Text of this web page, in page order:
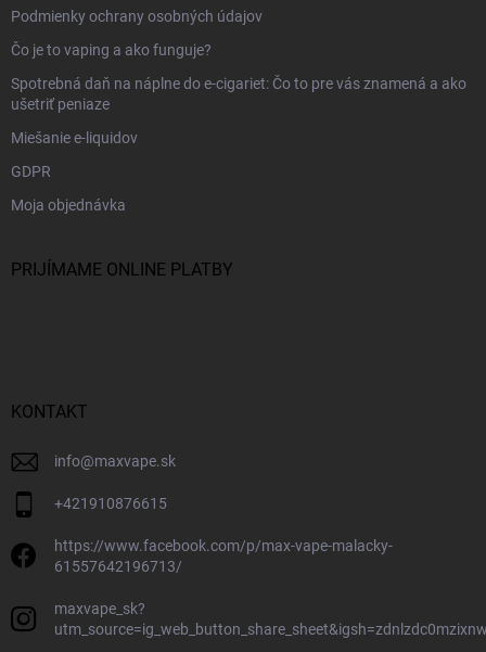
Podmienky ochrany osobných údajov
Čo je to vaping a ako funguje?
Spotrebná daň na náplne do e-cigariet: Čo to pre vás znamená a ako
ušetriť peniaze
Miešanie e-liquidov
GDPR
Moja objednávka
PRIJÍMAME ONLINE PLATBY
KONTAKT
info@maxvape.sk
+421910876615
https://www.facebook.com/p/max-vape-malacky-
61557642196713/
maxvape_sk?